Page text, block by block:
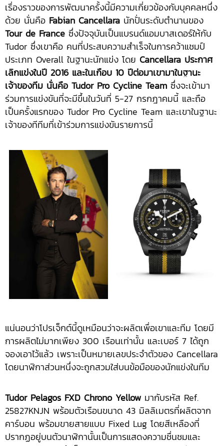
เรื่องราวของการพัฒนาครั้งนี้มีความเกี่ยวข้องกับบุคคลหนึ่ง
ด้วย นั่นคือ Fabian Cancellara นักปั่นระดับตำนานของ
Tour de France ซึ่งปัจจุบันเป็นแบรนด์แอมบาสเดอร์ให้กับ
Tudor ซึ่งเขาคือ คนที่ประสบความสำเร็จในการคว้าแชมป์
ประเภท Overall ในฐานะนักแข่ง โดย Cancellara ประกาศ
เลิกแข่งในปี 2016 และในเกือบ 10 ปีต่อมาเขามาในฐานะ
เจ้าของทีม นั่นคือ Tudor Pro Cycline Team ซึ่งจะเข้ามา
ร่วมการแข่งขันที่จะมีขึ้นในวันที่ 5-27 กรกฎาคมนี้ และถือ
เป็นครั้งแรกของ Tudor Pro Cycline Team และเขาในฐานะ
เจ้าของทีทีมที่เข้าร่วมการแข่งขันรายการนี้
แน่นอนว่าโปรเจ็กต์นี้ดูเหมือนว่าจะผลิตเพื่อเขาและทีม โดยมี
การผลิตไม่มากเพียง 300 เรือนเท่านั้น และเบอร์ 7 ได้ถูก
จองเอาไว้แล้ว เพราะเป็นหมายเลขประจำตัวของ Cancellara
โดยนาฬิกาส่วนหนึ่งจะถูกสวมใส่บนข้อมือของนักแข่งในทีม
Tudor Pelagos FXD Chrono Yellow มากับรหัส Ref.
25827KNJN พร้อมตัวเรือนขนาด 43 มิลลิเมตรที่ผลิตจาก
คาร์บอน พร้อมขายสายแบบ Fixed Lug โดยสีเหลืองที่
ปรากฏอยู่บนตัวนาฬิกานั้นเป็นการแสดงความชื่นชมและ